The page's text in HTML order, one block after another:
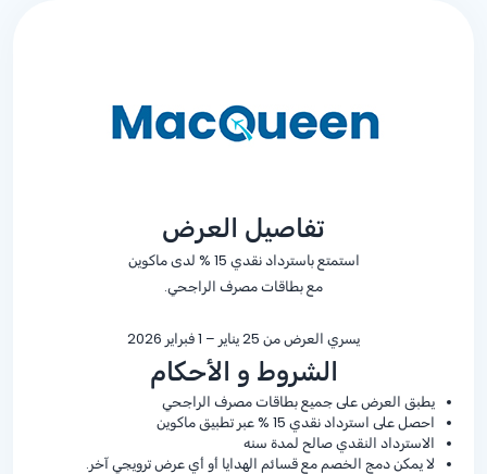
تفاصيل العرض
استمتع باسترداد نقدي % 15 لدى ماكوين
مع بطاقات مصرف الراجحي.
يسري العرض من 25 يناير – 1 فبراير 2026
الشروط و الأحكام
يطبق العرض على جميع بطاقات مصرف الراجحي
احصل على استرداد نقدي % 15 عبر تطبيق ماكوين
الاسترداد النقدي صالح لمدة سنه
لا يمكن دمج الخصم مع قسائم الهدايا أو أي عرض ترويجي آخر.